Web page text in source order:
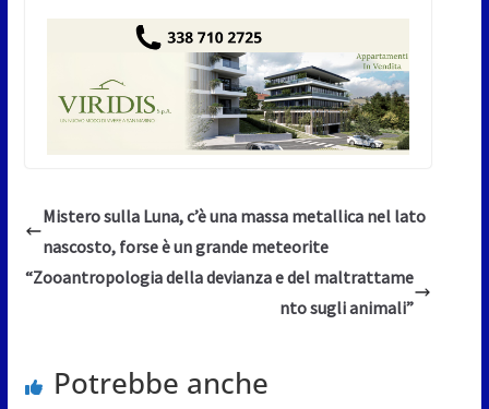
Mistero sulla Luna, c’è una massa metallica nel lato
nascosto, forse è un grande meteorite
“Zooantropologia della devianza e del maltrattame
nto sugli animali”
Potrebbe anche